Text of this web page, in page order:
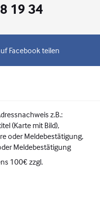
19 34
Facebook teilen
z.B.:
(Karte mit Bild),
oder Meldebestätigung,
Meldebestätigung
100€ zzgl.